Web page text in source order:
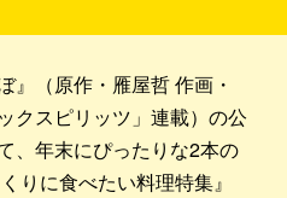
』（原作・雁屋哲 作画・
クスピリッツ」連載）の公
、年末にぴったりな2本の
りに食べたい料理特集』